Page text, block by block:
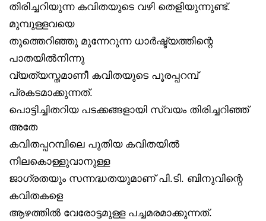
തിരിച്ചറിയുന്ന കവിതയുടെ വഴി തെളിയുന്നുണ്ട്.
മുമ്പുള്ളവയെ
തൂത്തെറിഞ്ഞു മുന്നേറുന്ന ധാർഷ്ട്യത്തിന്റെ
പാതയിൽനിന്നു
വ്യത്യസ്തമാണീ കവിതയുടെ പൂരപ്പറമ്പ്
പ്രകടമാക്കുന്നത്.
പൊട്ടിച്ചിതറിയ പടക്കങ്ങളായി സ്വയം തിരിച്ചറിഞ്ഞ്
അതേ
കവിതപ്പറമ്പിലെ പുതിയ കവിതയിൽ
നിലകൊള്ളുവാനുള്ള
ജാഗ്രതയും സന്നദ്ധതയുമാണ് പി.ടി. ബിനുവിന്റെ
കവിതകളെ
ആഴത്തിൽ വേരോട്ടമുള്ള പച്ചമരമാക്കുന്നത്.